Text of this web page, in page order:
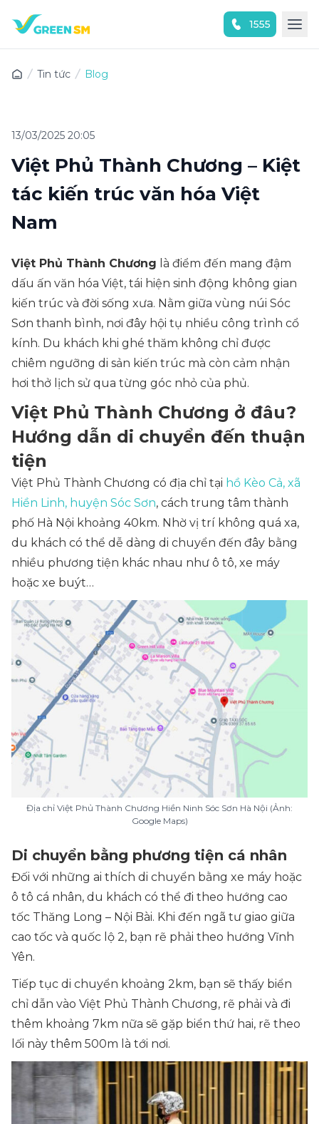
1555
Tin tức Blog
13/03/2025 20:05
Việt Phủ Thành Chương – Kiệt
tác kiến trúc văn hóa Việt
Nam
Việt Phủ Thành Chương là điểm đến mang đậm
dấu ấn văn hóa Việt, tái hiện sinh động không gian
kiến trúc và đời sống xưa. Nằm giữa vùng núi Sóc
Sơn thanh bình, nơi đây hội tụ nhiều công trình cổ
kính. Du khách khi ghé thăm không chỉ được
chiêm ngưỡng di sản kiến trúc mà còn cảm nhận
hơi thở lịch sử qua từng góc nhỏ của phủ.
Việt Phủ Thành Chương ở đâu?
Hướng dẫn di chuyển đến thuận
tiện
Việt Phủ Thành Chương có địa chỉ tại hồ Kèo Cả, xã
Hiền Linh, huyện Sóc Sơn, cách trung tâm thành
phố Hà Nội khoảng 40km. Nhờ vị trí không quá xa,
du khách có thể dễ dàng di chuyển đến đây bằng
nhiều phương tiện khác nhau như ô tô, xe máy
hoặc xe buýt…
Địa chỉ Việt Phủ Thành Chương Hiền Ninh Sóc Sơn Hà Nội (Ảnh:
Google Maps)
Di chuyển bằng phương tiện cá nhân
Đối với những ai thích di chuyển bằng xe máy hoặc
ô tô cá nhân, du khách có thể đi theo hướng cao
tốc Thăng Long – Nội Bài. Khi đến ngã tư giao giữa
cao tốc và quốc lộ 2, bạn rẽ phải theo hướng Vĩnh
Yên.
Tiếp tục di chuyển khoảng 2km, bạn sẽ thấy biển
chỉ dẫn vào Việt Phủ Thành Chương, rẽ phải và đi
thêm khoảng 7km nữa sẽ gặp biển thứ hai, rẽ theo
lối này thêm 500m là tới nơi.